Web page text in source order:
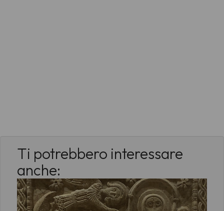
Ti potrebbero interessare
anche: